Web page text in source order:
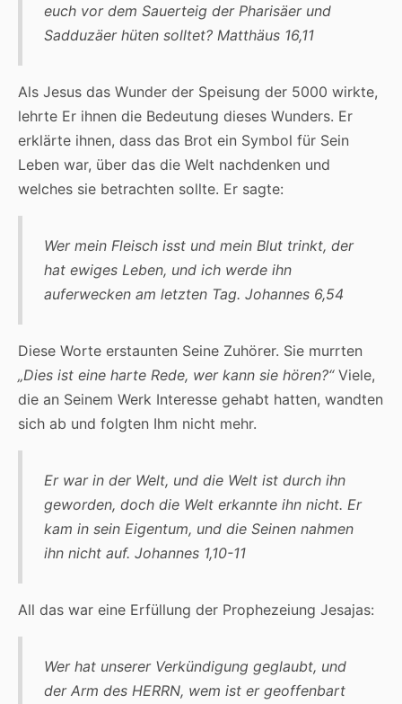
euch vor dem Sauerteig der Pharisäer und
Sadduzäer hüten solltet? Matthäus 16,11
Als Jesus das Wunder der Speisung der 5000 wirkte,
lehrte Er ihnen die Bedeutung dieses Wunders. Er
erklärte ihnen, dass das Brot ein Symbol für Sein
Leben war, über das die Welt nachdenken und
welches sie betrachten sollte. Er sagte:
Wer mein Fleisch isst und mein Blut trinkt, der
hat ewiges Leben, und ich werde ihn
auferwecken am letzten Tag. Johannes 6,54
Diese Worte erstaunten Seine Zuhörer. Sie murrten
„Dies ist eine harte Rede, wer kann sie hören?“Viele,
die an Seinem Werk Interesse gehabt hatten, wandten
sich ab und folgten Ihm nicht mehr.
Er war in der Welt, und die Welt ist durch ihn
geworden, doch die Welt erkannte ihn nicht. Er
kam in sein Eigentum, und die Seinen nahmen
ihn nicht auf. Johannes 1,10-11
All das war eine Erfüllung der Prophezeiung Jesajas:
Wer hat unserer Verkündigung geglaubt, und
der Arm des HERRN, wem ist er geoffenbart